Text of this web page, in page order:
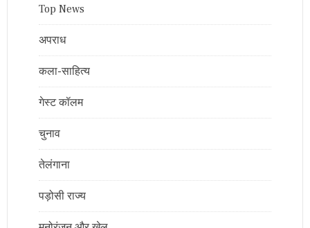
Top News
अपराध
कला-साहित्य
गेस्ट कॉलम
चुनाव
तेलंगाना
पड़ोसी राज्य